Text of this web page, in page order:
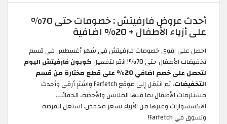
أحدث عروض فارفيتش : خصومات حتى 70%
على أزياء الأطفال + 20% اضافية
احصل على اقوى خصومات فارفيتش في شهر أغسطس في قسم
تخفيضات الأطفال حتى 70%! انقر لتفعيل
كوبون فارفيتش اليوم
لتحصل على خصم اضافي 20% على قطع مختارة من قسم
التخفيضات
، ثم انتقل إلى موقع Farfetch واشترِ أرقى وأحدث
مستلزمات الأطفال بما فيها الملابس والأحذية، الحقائب،
الاكسسوارات وغيرها من الأزياء بسعر مخفض. استغل الفرصة
وتسوق في Farfetch!